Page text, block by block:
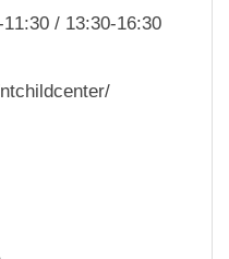
/ 13:30-16:30